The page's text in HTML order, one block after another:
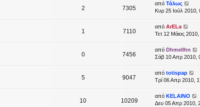
2 7305
από Τάλως
Κυρ 25 Ιούλ 2010,
1 7110
από ArELa
Τετ 12 Μάιος
0 7456
από Dhmellhn
Σάβ 10 Απρ 2010,
5 9047
από totispap
Τρί 06 Απρ 2010,
10 10209
από KELAINO
Δευ 05 Απρ 2010,